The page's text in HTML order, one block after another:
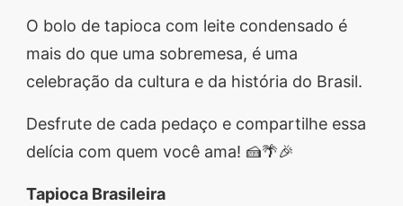
O bolo de tapioca com leite condensado é
mais do que uma sobremesa, é uma
celebração da cultura e da história do Brasil.
Desfrute de cada pedaço e compartilhe essa
delícia com quem você ama! 🍰🌴🎉
Tapioca Brasileira